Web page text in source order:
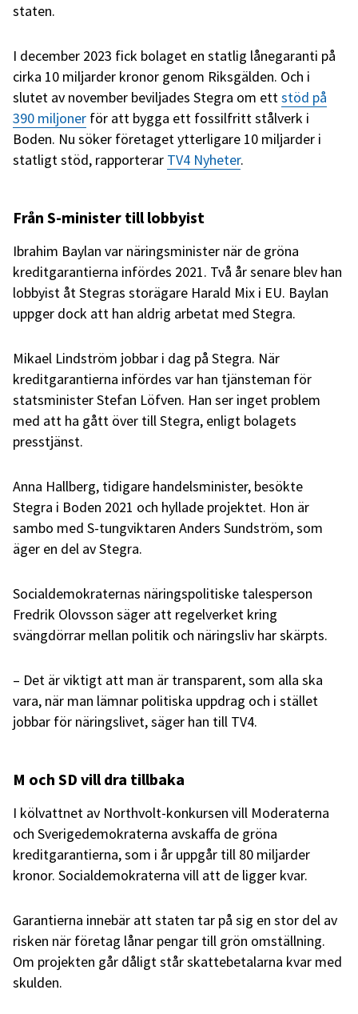
staten.
I december 2023 fick bolaget en statlig lånegaranti på
cirka 10 miljarder kronor genom Riksgälden. Och i
slutet av november beviljades Stegra om ett stöd på
390 miljoner för att bygga ett fossilfritt stålverk i
Boden. Nu söker företaget ytterligare 10 miljarder i
statligt stöd, rapporterar TV4 Nyheter.
Från S-minister till lobbyist
Ibrahim Baylan var näringsminister när de gröna
kreditgarantierna infördes 2021. Två år senare blev han
lobbyist åt Stegras storägare Harald Mix i EU. Baylan
uppger dock att han aldrig arbetat med Stegra.
Mikael Lindström jobbar i dag på Stegra. När
kreditgarantierna infördes var han tjänsteman för
statsminister Stefan Löfven. Han ser inget problem
med att ha gått över till Stegra, enligt bolagets
presstjänst.
Anna Hallberg, tidigare handelsminister, besökte
Stegra i Boden 2021 och hyllade projektet. Hon är
sambo med S-tungviktaren Anders Sundström, som
äger en del av Stegra.
Socialdemokraternas näringspolitiske talesperson
Fredrik Olovsson säger att regelverket kring
svängdörrar mellan politik och näringsliv har skärpts.
– Det är viktigt att man är transparent, som alla ska
vara, när man lämnar politiska uppdrag och i stället
jobbar för näringslivet, säger han till TV4.
M och SD vill dra tillbaka
I kölvattnet av Northvolt-konkursen vill Moderaterna
och Sverigedemokraterna avskaffa de gröna
kreditgarantierna, som i år uppgår till 80 miljarder
kronor. Socialdemokraterna vill att de ligger kvar.
Garantierna innebär att staten tar på sig en stor del av
risken när företag lånar pengar till grön omställning.
Om projekten går dåligt står skattebetalarna kvar med
skulden.